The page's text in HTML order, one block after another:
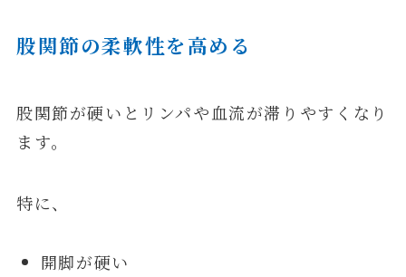
股関節の柔軟性を高める
股関節が硬いとリンパや血流が滞りやすくなり
ます。
特に、
開脚が硬い